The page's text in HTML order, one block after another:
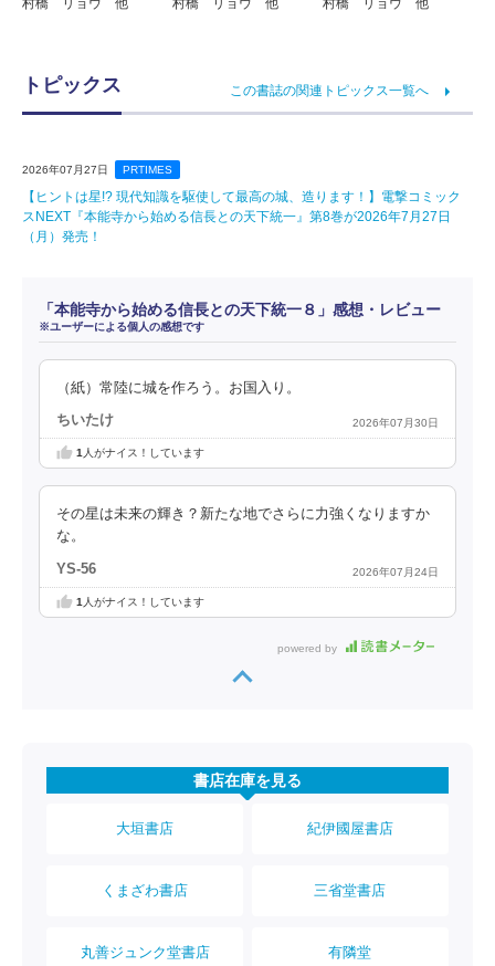
トピックス この書誌の関連トピックス一覧へ
2026年07月27日 PRTIMES
【ヒントは星!? 現代知識を駆使して最高の城、造ります！】電撃コミック
スNEXT『本能寺から始める信長との天下統一』第8巻が2026年7月27日
（月）発売！
「本能寺から始める信長との天下統一８」感想・レビュー
※ユーザーによる個人の感想です
（紙）常陸に城を作ろう。お国入り。
ちいたけ 2026年07月30日
1人がナイス！しています
その星は未来の輝き？新たな地でさらに力強くなりますか
な。
YS-56 2026年07月24日
1 人がナイス！しています
powered by
書店在庫を見る
大垣書店 紀伊國屋書店
くまざわ書店 三省堂書店
丸善ジュンク堂書店 有隣堂